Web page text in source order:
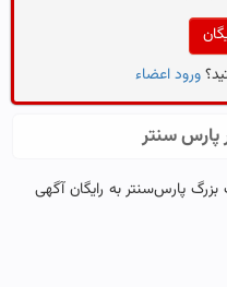
ورود اعضاء
پارس سنتر
پارس‌سنتر به رایگان آگهی